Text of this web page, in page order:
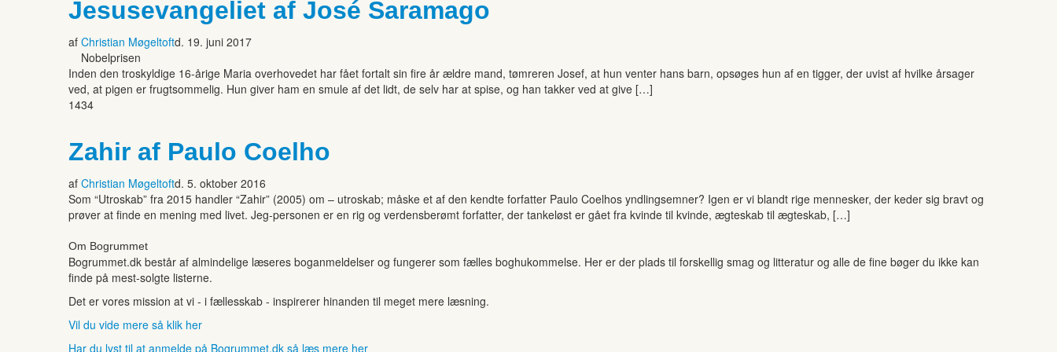
Jesusevangeliet af José Saramago
af Christian Møgeltoftd. 19. juni 2017
Nobelprisen
Inden den troskyldige 16-årige Maria overhovedet har fået fortalt sin fire år ældre mand, tømreren Josef, at hun venter hans barn, opsøges hun af en tigger, der uvist af hvilke årsager
ved, at pigen er frugtsommelig. Hun giver ham en smule af det lidt, de selv har at spise, og han takker ved at give […]
1434
Zahir af Paulo Coelho
af Christian Møgeltoftd. 5. oktober 2016
Som “Utroskab” fra 2015 handler “Zahir” (2005) om – utroskab; måske et af den kendte forfatter Paulo Coelhos yndlingsemner? Igen er vi blandt rige mennesker, der keder sig bravt og
prøver at finde en mening med livet. Jeg-personen er en rig og verdensberømt forfatter, der tankeløst er gået fra kvinde til kvinde, ægteskab til ægteskab, […]
Om Bogrummet
Bogrummet.dk består af almindelige læseres boganmeldelser og fungerer som fælles boghukommelse. Her er der plads til forskellig smag og litteratur og alle de fine bøger du ikke kan
finde på mest-solgte listerne.
Det er vores mission at vi - i fællesskab - inspirerer hinanden til meget mere læsning.
Vil du vide mere så klik her
Har du lyst til at anmelde på Bogrummet.dk så læs mere her